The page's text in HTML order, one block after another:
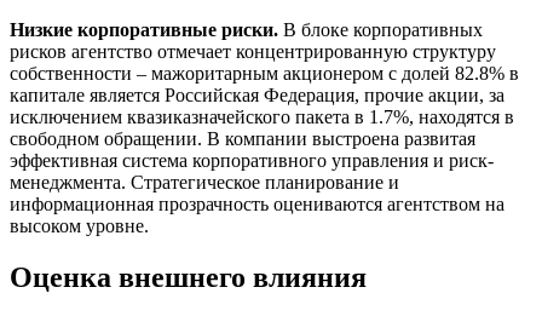
Низкие корпоративные риски. В блоке корпоративных
рисков агентство отмечает концентрированную структуру
собственности – мажоритарным акционером c долей 82.8% в
капитале является Российская Федерация, прочие акции, за
исключением квазиказначейского пакета в 1.7%, находятся в
свободном обращении. В компании выстроена развитая
эффективная система корпоративного управления и риск-
менеджмента. Стратегическое планирование и
информационная прозрачность оцениваются агентством на
высоком уровне.
Оценка внешнего влияния